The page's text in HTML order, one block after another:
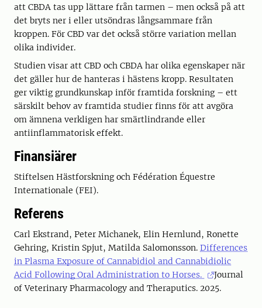
att CBDA tas upp lättare från tarmen – men också på att
det bryts ner i eller utsöndras långsammare från
kroppen. För CBD var det också större variation mellan
olika individer.
Studien visar att CBD och CBDA har olika egenskaper när
det gäller hur de hanteras i hästens kropp. Resultaten
ger viktig grundkunskap inför framtida forskning – ett
särskilt behov av framtida studier finns för att avgöra
om ämnena verkligen har smärtlindrande eller
antiinflammatorisk effekt.
Finansiärer
Stiftelsen Hästforskning och Fédération Équestre
Internationale (FEI).
Referens
Carl Ekstrand, Peter Michanek, Elin Hernlund, Ronette
Gehring, Kristin Spjut, Matilda Salomonsson. Differences
in Plasma Exposure of Cannabidiol and Cannabidiolic
Acid Following Oral Administration to Horses.
Journal
of Veterinary Pharmacology and Theraputics. 2025.